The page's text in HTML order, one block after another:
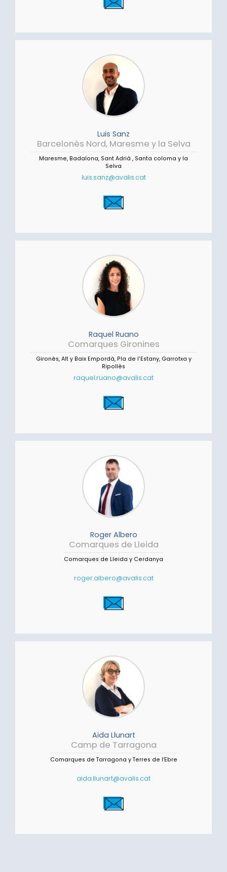
Luis Sanz
Barcelonès Nord, Maresme y la Selva
Maresme, Badalona, Sant Adrià , Santa coloma y la
Selva
luis.sanz@avalis.cat
Raquel Ruano
Comarques Gironines
Gironès, Alt y Baix Empordà, Pla de l'Estany, Garrotxa y
Ripollès
raquel.ruano@avalis.cat
Roger Albero
Comarques de Lleida
Comarques de Lleida y Cerdanya
roger.albero@avalis.cat
Aida Llunart
Camp de Tarragona
Comarques de Tarragona y Terres de l’Ebre
aida.llunart@avalis.cat